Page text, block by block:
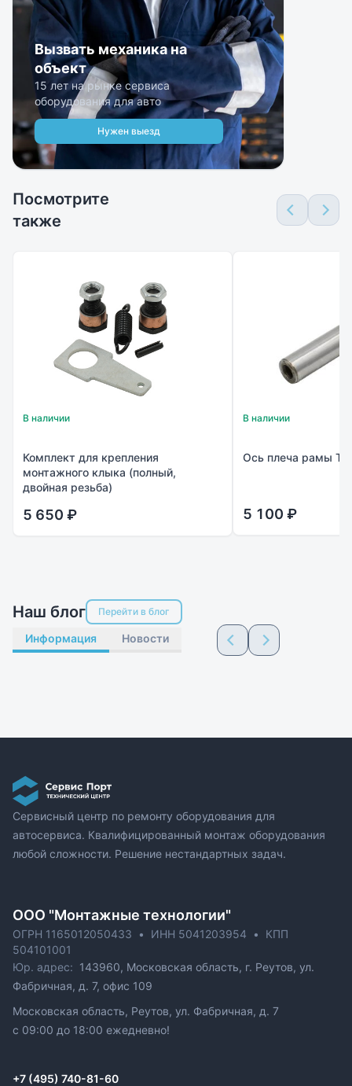
Вызвать механика на
объект
15 лет на рынке сервиса
оборудования для авто
Нужен выезд
Посмотрите
также
В наличии
Комплект для крепления
монтажного клыка (полный,
двойная резьба)
5 650 ₽
В наличии
Ось плеча рамы
5 100 ₽
Наш блог Перейти в блог
Информация Новости
Сервисный центр по ремонту оборудования для
автосервиса. Квалифицированный монтаж оборудования
любой сложности. Решение нестандартных задач.
ОOO "Монтажные технологии"
ОГРН 1165012050433 • ИНН 5041203954 •
КПП
504101001
Юр. адрес: 143960, Московская область, г. Реутов, ул.
Фабричная, д. 7, офис 109
Московская область, Реутов, ул. Фабричная, д. 7
c 09:00 до 18:00 ежедневно!
+7 (495) 740-81-60